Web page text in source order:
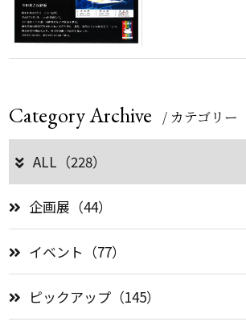
Category Archive / カテゴリー
ALL（228）
企画展（44）
イベント（77）
ピックアップ（145）